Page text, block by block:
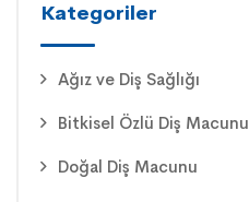
Kategoriler
Ağız ve Diş Sağlığı
Bitkisel Özlü Diş Macunu
Doğal Diş Macunu